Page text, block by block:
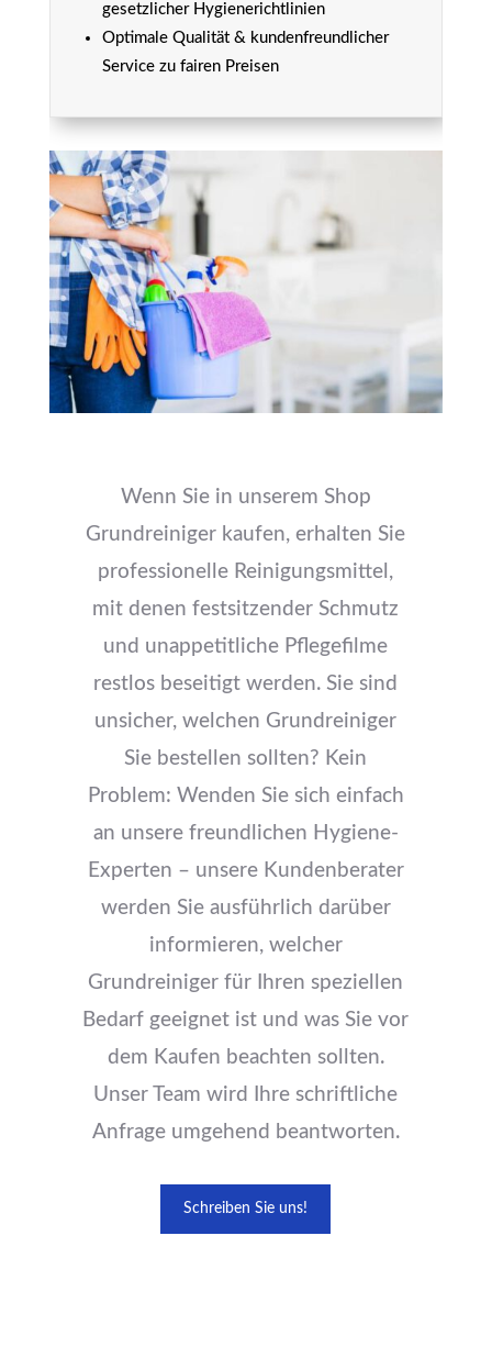
gesetzlicher Hygienerichtlinien
Optimale Qualität & kundenfreundlicher
Service zu fairen Preisen
Wenn Sie in unserem Shop
Grundreiniger kaufen, erhalten Sie
professionelle Reinigungsmittel,
mit denen festsitzender Schmutz
und unappetitliche Pflegefilme
restlos beseitigt werden. Sie sind
unsicher, welchen Grundreiniger
Sie bestellen sollten? Kein
Problem: Wenden Sie sich einfach
an unsere freundlichen Hygiene-
Experten – unsere Kundenberater
werden Sie ausführlich darüber
informieren, welcher
Grundreiniger für Ihren speziellen
Bedarf geeignet ist und was Sie vor
dem Kaufen beachten sollten.
Unser Team wird Ihre schriftliche
Anfrage umgehend beantworten.
Schreiben Sie uns!